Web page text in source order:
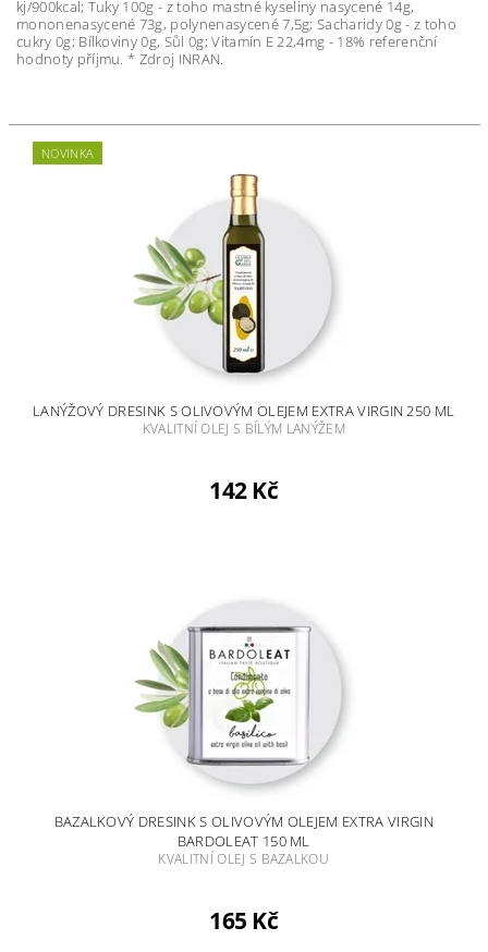
kj/900kcal; Tuky 100g - z toho mastné kyseliny nasycené 14g,
mononenasycené 73g, polynenasycené 7,5g; Sacharidy 0g - z toho
cukry 0g; Bílkoviny 0g, Sůl 0g; Vitamín E 22,4mg - 18% referenční
hodnoty příjmu. * Zdroj INRAN.
NOVINKA
LANÝŽOVÝ DRESINK S OLIVOVÝM OLEJEM EXTRA VIRGIN 250 ML
KVALITNÍ OLEJ S BÍLÝM LANÝŽEM
142 Kč
BAZALKOVÝ DRESINK S OLIVOVÝM OLEJEM EXTRA VIRGIN
BARDOLEAT 150 ML
KVALITNÍ OLEJ S BAZALKOU
165 Kč